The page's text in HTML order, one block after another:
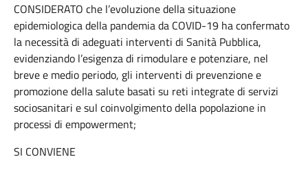
CONSIDERATO che l’evoluzione della situazione
epidemiologica della pandemia da COVID-19 ha confermato
la necessità di adeguati interventi di Sanità Pubblica,
evidenziando l’esigenza di rimodulare e potenziare, nel
breve e medio periodo, gli interventi di prevenzione e
promozione della salute basati su reti integrate di servizi
sociosanitari e sul coinvolgimento della popolazione in
processi di empowerment;
SI CONVIENE